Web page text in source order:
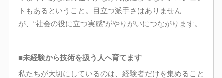
トもあるということ。目立つ派手さはありません
が、“社会の役に立つ実感”がやりがいにつながります。
■未経験から技術を扱う人へ育てます
私たちが大切にしているのは、経験者だけを集めること